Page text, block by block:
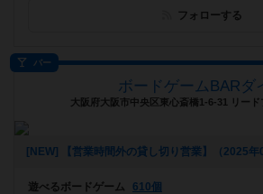
フォローする
バー
ボードゲームBARダ
大阪府大阪市中央区東心斎橋1-6-31 リー
[NEW] 【営業時間外の貸し切り営業】（2025年
遊べるボードゲーム
610個